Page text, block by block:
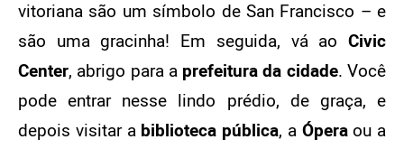
vitoriana são um símbolo de San Francisco – e
são uma gracinha! Em seguida, vá ao Civic
Center, abrigo para a prefeitura da cidade. Você
pode entrar nesse lindo prédio, de graça, e
depois visitar a biblioteca pública, a Óperaou a